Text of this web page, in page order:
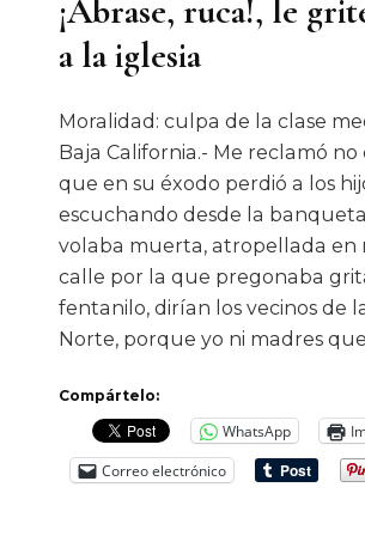
¡Ábrase, ruca!, le
a la iglesia
Moralidad: culpa de la clase
Baja California.- Me reclamó
que en su éxodo perdió a los
escuchando desde la
volaba muerta, atropellada en
calle por la que pregonaba
fentanilo, dirían los vecinos de
Norte, porque yo ni madres
Compártelo:
WhatsApp
Correo electrónico